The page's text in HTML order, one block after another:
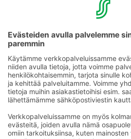
Päivän puuhien jälkeen
omien saunojen lisäksi Tykkimäki
löylyistä modernissa
perinteisessä rantasaunassa tai
saunoistamme.
Ota yhteyttä